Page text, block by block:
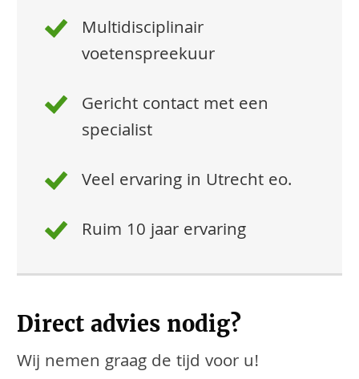
Multidisciplinair
voetenspreekuur
Gericht contact met een
specialist
Veel ervaring in Utrecht eo.
Ruim 10 jaar ervaring
Direct advies nodig?
Wij nemen graag de tijd voor u!